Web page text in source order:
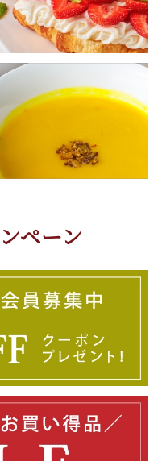
ペーン